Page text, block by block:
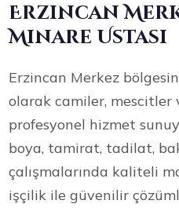
Erzincan
Minare Ustası
Erzincan Merkez
olarak camiler,
profesyonel hizmet
boya, tamirat, tadilat,
çalışmalarında kaliteli
işçilik ile güvenilir